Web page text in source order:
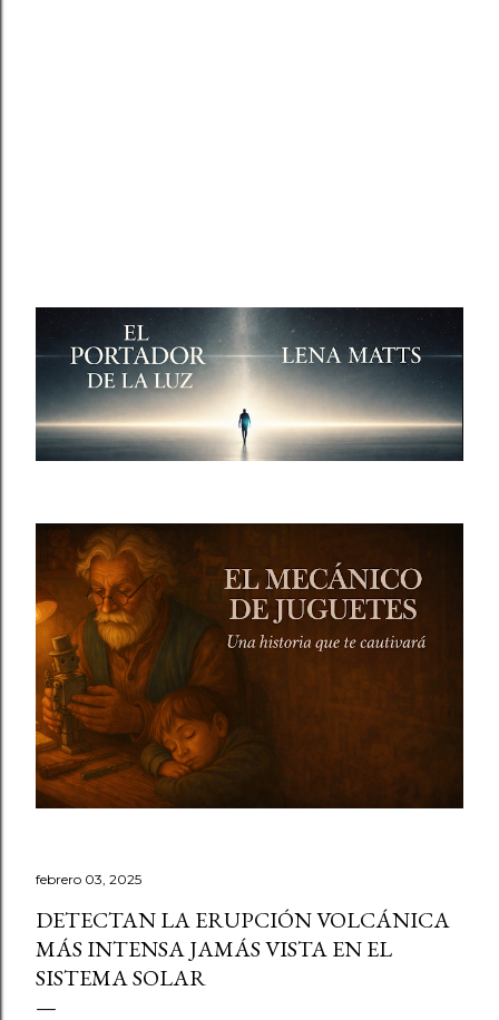
febrero 03, 2025
DETECTAN LA ERUPCIÓN VOLCÁNICA
MÁS INTENSA JAMÁS VISTA EN EL
SISTEMA SOLAR